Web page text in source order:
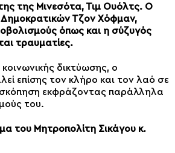
της Μινεσότα, Τιμ Ουόλτς. Ο
Τζον Χόφμαν,
όπως και η σύζυγός
τραυματίες.
δικτύωσης, ο
επίσης τον κλήρο και τον λαό σε
εκφράζοντας παράλληλα
του.
του Μητροπολίτη Σικάγου κ.